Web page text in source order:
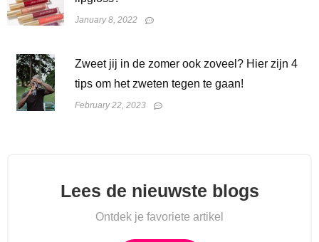
January 8, 2022
Zweet jij in de zomer ook zoveel? Hier zijn 4
tips om het zweten tegen te gaan!
February 22, 2023
Lees de nieuwste blogs
Ontdek je favoriete artikel